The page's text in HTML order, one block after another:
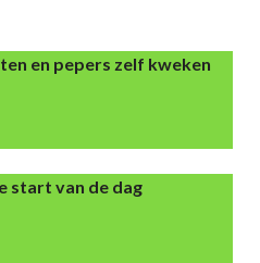
en pepers zelf kweken
start van de dag